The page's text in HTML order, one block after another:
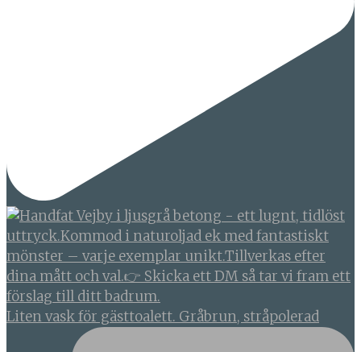
Liten vask för gästtoalett. Gråbrun, stråpolerad